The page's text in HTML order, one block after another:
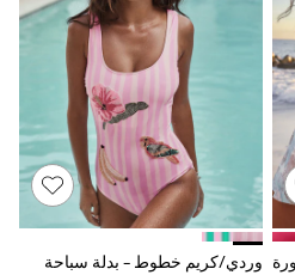
All
وردي/كريم خطوط - بدلة سباحة